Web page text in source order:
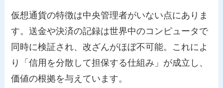
仮想通貨の特徴は中央管理者がいない点にありま
す。送金や決済の記録は世界中のコンピュータで
同時に検証され、改ざんがほぼ不可能。これによ
り「信用を分散して担保する仕組み」が成立し、
価値の根拠を与えています。